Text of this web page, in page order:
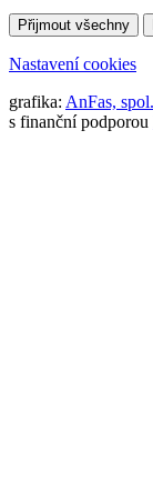
Přijmout všechny
Nastavení cookies
grafika: AnFas,
s finanční podporou